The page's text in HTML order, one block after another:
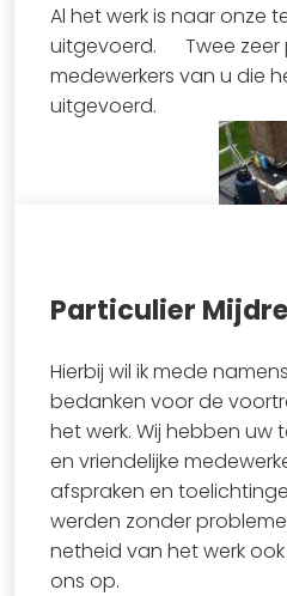
Al het werk is naar onze
uitgevoerd. Twee zeer
medewerkers van u die
uitgevoerd.
Particulier
Hierbij wil ik mede
bedanken voor de
het werk. Wij hebben uw
en vriendelijke
afspraken en
werden zonder
netheid van het werk
ons op.